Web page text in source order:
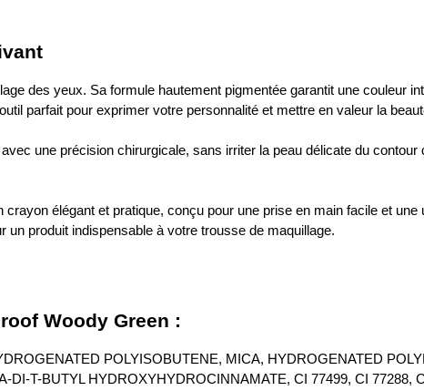
des yeux. Sa formule hautement pigmentée garantit une couleur
parfait pour exprimer votre personnalité et mettre en valeur la
une précision chirurgicale, sans irriter la peau délicate du
crayon élégant et pratique, conçu pour une prise en main facile et
un produit indispensable à votre trousse de maquillage.
Woody Green :
POLYISOBUTENE, MICA, HYDROGENATED
T-BUTYL HYDROXYHYDROCINNAMATE, CI 77499, CI 77288,